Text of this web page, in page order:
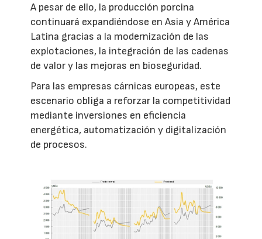
A pesar de ello, la producción porcina
continuará expandiéndose en Asia y América
Latina gracias a la modernización de las
explotaciones, la integración de las cadenas
de valor y las mejoras en bioseguridad.
Para las empresas cárnicas europeas, este
escenario obliga a reforzar la competitividad
mediante inversiones en eficiencia
energética, automatización y digitalización
de procesos.